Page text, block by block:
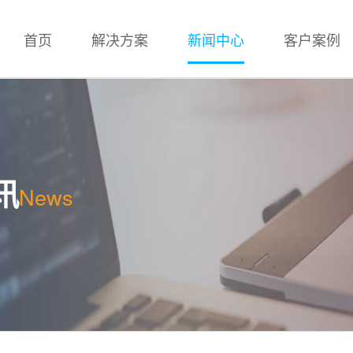
首页 解决方案 新闻中心 客户案例
News